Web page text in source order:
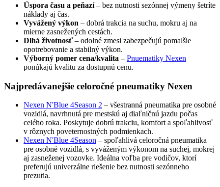
Úspora času a peňazí– bez nutnosti sezónnej výmeny šetríte
náklady aj čas.
Vyvážený výkon – dobrá trakcia na suchu, mokru aj na
mierne zasnežených cestách.
Dlhá životnosť– odolné zmesi zabezpečujú pomalšie
opotrebovanie a stabilný výkon.
Výborný pomer cena/kvalita – Pnuematiky Nexen
ponúkajú kvalitu za dostupnú cenu.
Najpredávanejšie celoročné pneumatiky Nexen
Nexen N'Blue 4Season 2 – všestranná pneumatika pre osobné
vozidlá, navrhnutá pre mestskú aj diaľničnú jazdu počas
celého roka. Poskytuje dobrú trakciu, komfort a spoľahlivosť
v rôznych poveternostných podmienkach.
Nexen N'Blue 4Season – spoľahlivá celoročná pneumatika
pre osobné vozidlá, s vyváženým výkonom na suchej, mokrej
aj zasneženej vozovke. Ideálna voľba pre vodičov, ktorí
preferujú univerzálne riešenie bez nutnosti sezónneho
prezutia.